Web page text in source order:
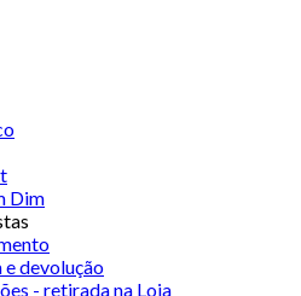
Dim
devolução
- retirada na Loja